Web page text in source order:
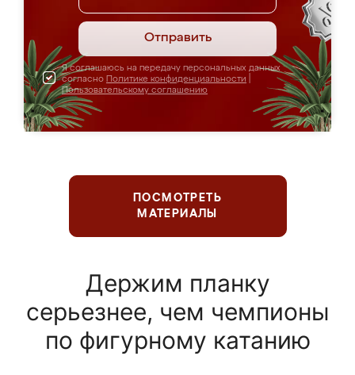
Отправить
Я соглашаюсь на передачу персональных данных
согласно Политике конфиденциальности
Пользовательскому соглашению
ПОСМОТРЕТЬ
МАТЕРИАЛЫ
Держим планку
серьезнее, чем чемпионы
по фигурному катанию